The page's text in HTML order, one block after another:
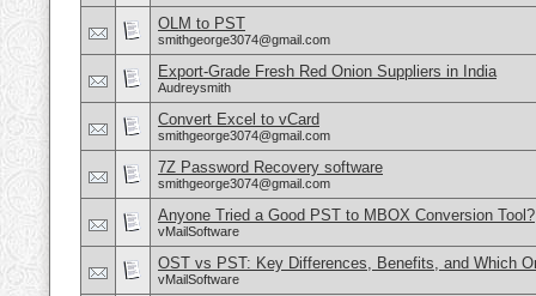
OLM to PST
smithgeorge3074@gmail.com
Export-Grade Fresh Red Onion Suppliers in India
Audreysmith
Convert Excel to vCard
smithgeorge3074@gmail.com
7Z Password Recovery software
smithgeorge3074@gmail.com
Anyone Tried a Good PST to MBOX Conversion Tool?
vMailSoftware
OST vs PST: Key Differences, Benefits, and Which
vMailSoftware